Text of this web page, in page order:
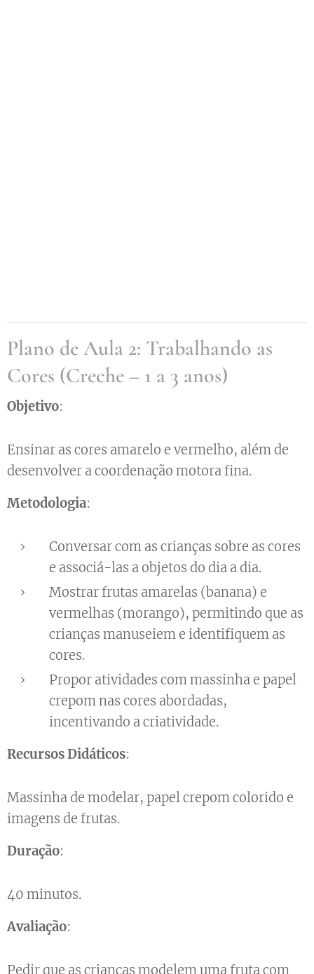
Plano de Aula 2: Trabalhando as
Cores (Creche – 1 a 3 anos)
Objetivo:
Ensinar as cores amarelo e vermelho, além de
desenvolver a coordenação motora fina.
Metodologia:
Conversar com as crianças sobre as cores
e associá-las a objetos do dia a dia.
Mostrar frutas amarelas (banana) e
vermelhas (morango), permitindo que as
crianças manuseiem e identifiquem as
cores.
Propor atividades com massinha e papel
crepom nas cores abordadas,
incentivando a criatividade.
Recursos Didáticos:
Massinha de modelar, papel crepom colorido e
imagens de frutas.
Duração:
40 minutos.
Avaliação:
Pedir que as crianças modelem uma fruta com